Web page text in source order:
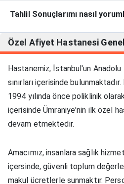
Tahlil Sonuçlarımı nasıl
Özel Afiyet Hastanesi
Hastanemiz, İstanbul'un Anadolu
sınırları içerisinde
1994 yılında önce poliklinik
içerisinde Ümraniye'nin ilk özel
devam etmektedir.
Amacımız, insanlara sağlık
içersinde, güvenli toplum
makul ücretlerle sunmaktır.